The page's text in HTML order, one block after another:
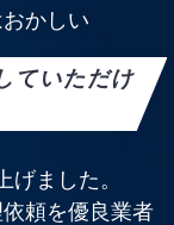
かしい
ていただけ
ました。
頼を優良業者